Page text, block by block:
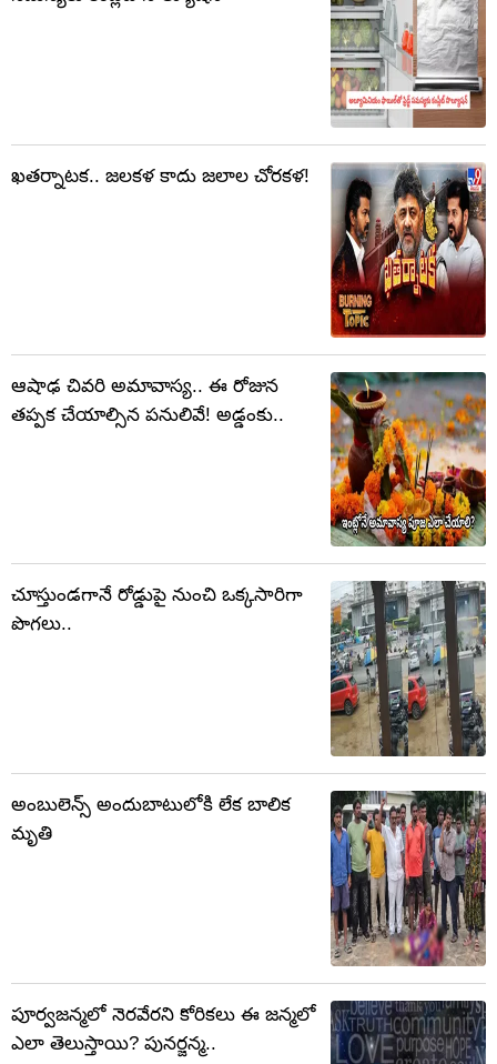
ఖతర్నాటక.. జలకళ కాదు జలాల చోరకళ!
ఆషాఢ చివరి అమావాస్య.. ఈ రోజున
తప్పక చేయాల్సిన పనులివే! అడ్డంకు..
చూస్తుండగానే రోడ్డుపై నుంచి ఒక్కసారిగా
పొగలు..
అంబులెన్స్ అందుబాటులోకి లేక బాలిక
మృతి
పూర్వజన్మలో నెరవేరని కోరికలు ఈ జన్మలో
ఎలా తెలుస్తాయి? పునర్జన్మ..